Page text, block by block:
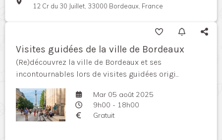
12 Cr du 30 Juillet, 33000 Bordeaux, France
Visites guidées de la ville de Bordeaux
(Re)découvrez la ville de Bordeaux et ses
incontournables lors de visites guidées origi...
Mar 05 août 2025
9h00 - 18h00
Gratuit